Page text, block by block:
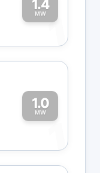
1.4
MW1
1.0
MW
1